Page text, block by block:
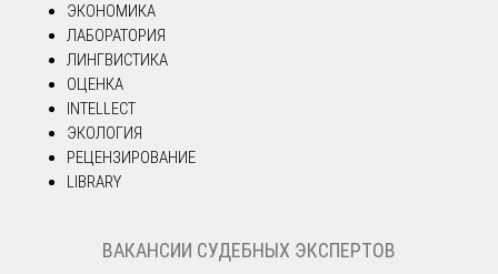
ЭКОНОМИКА
ЛАБОРАТОРИЯ
ЛИНГВИСТИКА
ОЦЕНКА
INTELLECT
ЭКОЛОГИЯ
РЕЦЕНЗИРОВАНИЕ
LIBRARY
ВАКАНСИИ СУДЕБНЫХ ЭКСПЕРТОВ